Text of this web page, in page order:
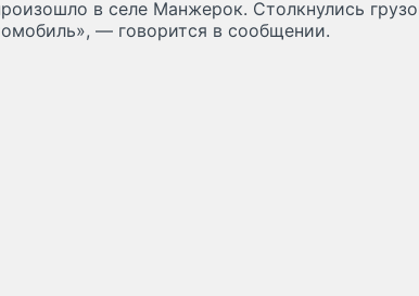
в селе Манжерок. Столкнулись
— говорится в сообщении.